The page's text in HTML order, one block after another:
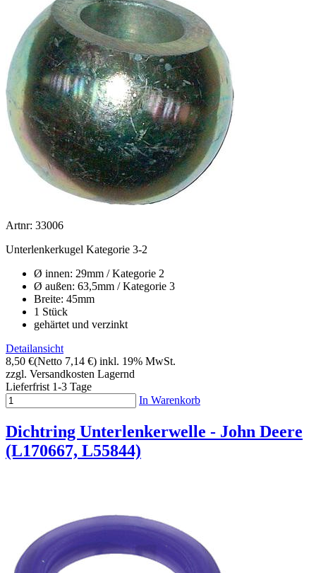
Artnr: 33006
Unterlenkerkugel Kategorie 3-2
Ø innen: 29mm / Kategorie 2
Ø außen: 63,5mm / Kategorie 3
Breite: 45mm
1 Stück
gehärtet und verzinkt
Detailansicht
8,50 €(Netto 7,14 €) inkl. 19% MwSt.
zzgl. Versandkosten Lagernd
Lieferfrist 1-3 Tage
In Warenkorb
Dichtring Unterlenkerwelle - John Deere
(L170667, L55844)